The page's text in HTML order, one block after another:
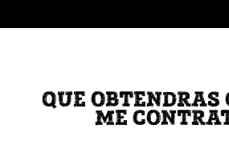
QUE OBTENDRAS
ME